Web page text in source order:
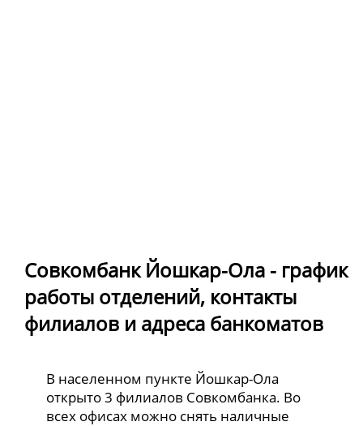
Совкомбанк Йошкар-Ола - график
работы отделений, контакты
филиалов и адреса банкоматов
В населенном пункте Йошкар-Ола
открыто 3 филиалов Совкомбанка. Во
всех офисах можно снять наличные